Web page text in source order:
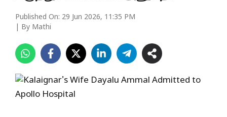
Published On: 29 Jun 2026, 11:35 PM
| By Mathi